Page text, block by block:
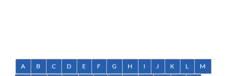
A B C D E F G H I J K L
M